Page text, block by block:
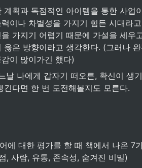
이나 차별성을 가지기 힘든 시대라
가지기 어렵기 때문에 가설을 세우
옳은 방향이라고 생각한다. (그러나
이 많이가긴 했다)
긴다면 한 번 도전해볼지도 모른다.
, 사람, 유통, 존속성, 숨겨진 비밀)